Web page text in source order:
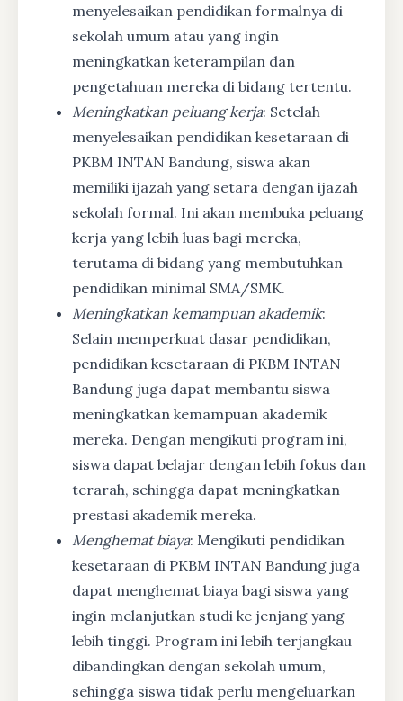
menyelesaikan pendidikan formalnya di
sekolah umum atau yang ingin
meningkatkan keterampilan dan
pengetahuan mereka di bidang tertentu.
Meningkatkan peluang kerja: Setelah
menyelesaikan pendidikan kesetaraan di
PKBM INTAN Bandung, siswa akan
memiliki ijazah yang setara dengan ijazah
sekolah formal. Ini akan membuka peluang
kerja yang lebih luas bagi mereka,
terutama di bidang yang membutuhkan
pendidikan minimal SMA/SMK.
Meningkatkan kemampuan akademik:
Selain memperkuat dasar pendidikan,
pendidikan kesetaraan di PKBM INTAN
Bandung juga dapat membantu siswa
meningkatkan kemampuan akademik
mereka. Dengan mengikuti program ini,
siswa dapat belajar dengan lebih fokus dan
terarah, sehingga dapat meningkatkan
prestasi akademik mereka.
Menghemat biaya: Mengikuti pendidikan
kesetaraan di PKBM INTAN Bandung juga
dapat menghemat biaya bagi siswa yang
ingin melanjutkan studi ke jenjang yang
lebih tinggi. Program ini lebih terjangkau
dibandingkan dengan sekolah umum,
sehingga siswa tidak perlu mengeluarkan